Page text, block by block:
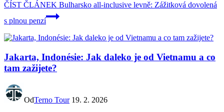
ČÍST ČLÁNEK Bulharsko all-inclusive levně: Zážitková dovolená
s plnou penzí
Jakarta, Indonésie: Jak daleko je od Vietnamu a co
tam zažijete?
OdTerno Tour 19. 2. 2026